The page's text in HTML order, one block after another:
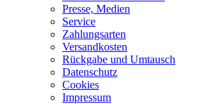
Presse, Medien
Service
Zahlungsarten
Versandkosten
Rückgabe und Umtausch
Datenschutz
Cookies
Impressum